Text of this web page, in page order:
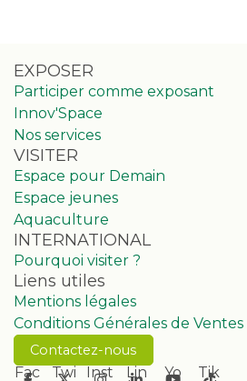
EXPOSER
Participer comme exposant
Innov'Space
Nos services
VISITER
Espace pour Demain
Espace jeunes
Aquaculture
INTERNATIONAL
Pourquoi visiter ?
Liens utiles
Mentions légales
Conditions Générales de Ventes
Contactez-nous
Fac
Twi
Inst
Lin
Yo
Tik